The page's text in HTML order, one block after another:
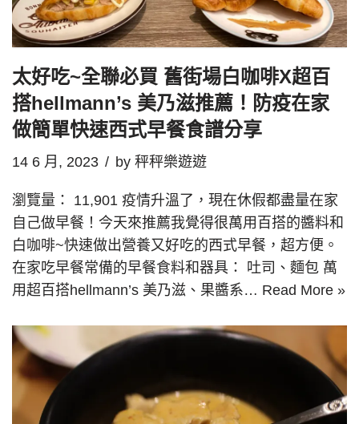
太好吃~全聯必買 舊街場白咖啡X超百
搭hellmann’s 美乃滋推薦！防疫在家
做簡單快速西式早餐食譜分享
14 6 月, 2023 by 秤秤樂遊遊
瀏覽量： 11,901 疫情升溫了，現在休假都盡量在家
自己做早餐！今天來推薦我覺得很萬用百搭的醬料和
白咖啡~快速做出營養又好吃的西式早餐，超方便。
在家吃早餐常備的早餐食料和器具： 吐司、麵包 萬
用超百搭hellmann’s 美乃滋、果醬系… Read More »